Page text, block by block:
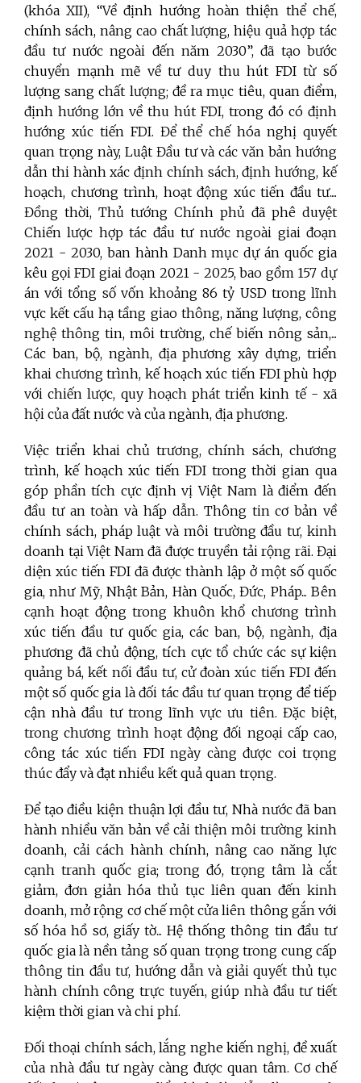
(khóa XII), “Về định hướng hoàn thiện thể chế,
chính sách, nâng cao chất lượng, hiệu quả hợp tác
đầu tư nước ngoài đến năm 2030”, đã tạo bước
chuyển mạnh mẽ về tư duy thu hút FDI từ số
lượng sang chất lượng; đề ra mục tiêu, quan điểm,
định hướng lớn về thu hút FDI, trong đó có định
hướng xúc tiến FDI. Để thể chế hóa nghị quyết
quan trọng này, Luật Đầu tư và các văn bản hướng
dẫn thi hành xác định chính sách, định hướng, kế
hoạch, chương trình, hoạt động xúc tiến đầu tư....
Đồng thời, Thủ tướng Chính phủ đã phê duyệt
Chiến lược hợp tác đầu tư nước ngoài giai đoạn
2021 - 2030, ban hành Danh mục dự án quốc gia
kêu gọi FDI giai đoạn 2021 - 2025, bao gồm 157 dự
án với tổng số vốn khoảng 86 tỷ USD trong lĩnh
vực kết cấu hạ tầng giao thông, năng lượng, công
nghệ thông tin, môi trường, chế biến nông sản,...
Các ban, bộ, ngành, địa phương xây dựng, triển
khai chương trình, kế hoạch xúc tiến FDI phù hợp
với chiến lược, quy hoạch phát triển kinh tế - xã
hội của đất nước và của ngành, địa phương.
Việc triển khai chủ trương, chính sách, chương
trình, kế hoạch xúc tiến FDI trong thời gian qua
góp phần tích cực định vị Việt Nam là điểm đến
đầu tư an toàn và hấp dẫn. Thông tin cơ bản về
chính sách, pháp luật và môi trường đầu tư, kinh
doanh tại Việt Nam đã được truyền tải rộng rãi. Đại
diện xúc tiến FDI đã được thành lập ở một số quốc
gia, như Mỹ, Nhật Bản, Hàn Quốc, Đức, Pháp... Bên
cạnh hoạt động trong khuôn khổ chương trình
xúc tiến đầu tư quốc gia, các ban, bộ, ngành, địa
phương đã chủ động, tích cực tổ chức các sự kiện
quảng bá, kết nối đầu tư, cử đoàn xúc tiến FDI đến
một số quốc gia là đối tác đầu tư quan trọng để tiếp
cận nhà đầu tư trong lĩnh vực ưu tiên. Đặc biệt,
trong chương trình hoạt động đối ngoại cấp cao,
công tác xúc tiến FDI ngày càng được coi trọng
thúc đẩy và đạt nhiều kết quả quan trọng.
Để tạo điều kiện thuận lợi đầu tư, Nhà nước đã ban
hành nhiều văn bản về cải thiện môi trường kinh
doanh, cải cách hành chính, nâng cao năng lực
cạnh tranh quốc gia; trong đó, trọng tâm là cắt
giảm, đơn giản hóa thủ tục liên quan đến kinh
doanh, mở rộng cơ chế một cửa liên thông gắn với
số hóa hồ sơ, giấy tờ... Hệ thống thông tin đầu tư
quốc gia là nền tảng số quan trọng trong cung cấp
thông tin đầu tư, hướng dẫn và giải quyết thủ tục
hành chính công trực tuyến, giúp nhà đầu tư tiết
kiệm thời gian và chi phí.
Đối thoại chính sách, lắng nghe kiến nghị, đề xuất
của nhà đầu tư ngày càng được quan tâm. Cơ chế